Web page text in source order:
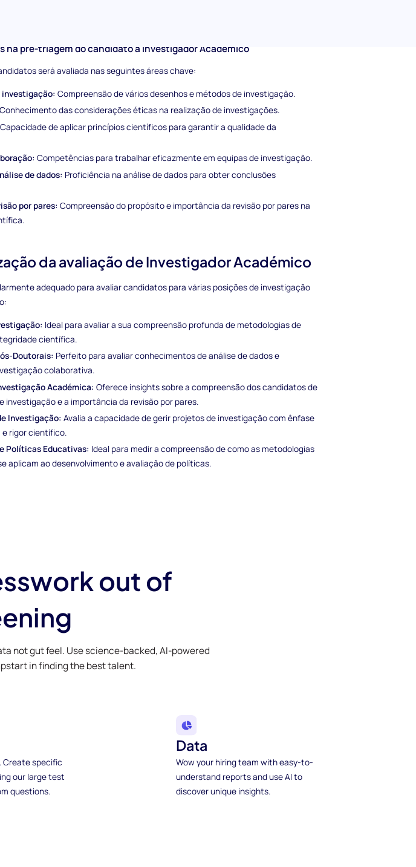
na pré-triagem do candidato a Investigador Académico
será avaliada nas seguintes áreas chave:
Compreensão de vários desenhos e métodos de investigação.
Conhecimento das considerações éticas na realização de investigações.
Capacidade de aplicar princípios científicos para garantir a qualidade da
Competências para trabalhar eficazmente em equipas de investigação.
de dados: Proficiência na análise de dados para obter conclusões
por pares: Compreensão do propósito e importância da revisão por pares na
da avaliação de Investigador Académico
adequado para avaliar candidatos para várias posições de investigação
Ideal para avaliar a sua compreensão profunda de metodologias de
científica.
Doutorais: Perfeito para avaliar conhecimentos de análise de dados e
colaborativa.
Académica: Oferece insights sobre a compreensão dos candidatos de
investigação e a importância da revisão por pares.
Investigação: Avalia a capacidade de gerir projetos de investigação com ênfase
rigor científico.
Políticas Educativas: Ideal para medir a compreensão de como as metodologias
aplicam ao desenvolvimento e avaliação de políticas.
out of
not gut feel. Use science-backed, AI-powered
in finding the best talent.
Create specific
our large test
questions.
Data
Wow your hiring team with easy-to-
understand reports and use AI to
discover unique insights.